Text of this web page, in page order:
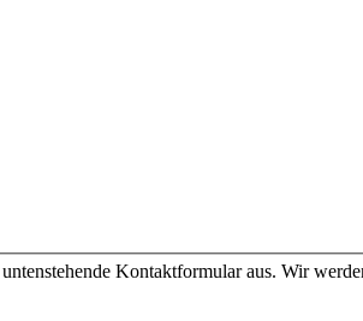
Kontaktformular aus. Wir